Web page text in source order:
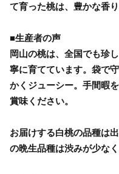
て育った桃は、豊かな香
■生産者の声
岡山の桃は、全国でも珍
寧に育てています。袋で
かくジューシー。手間暇
賞味ください。
お届けする白桃の品種は
の晩生品種は渋みが少な